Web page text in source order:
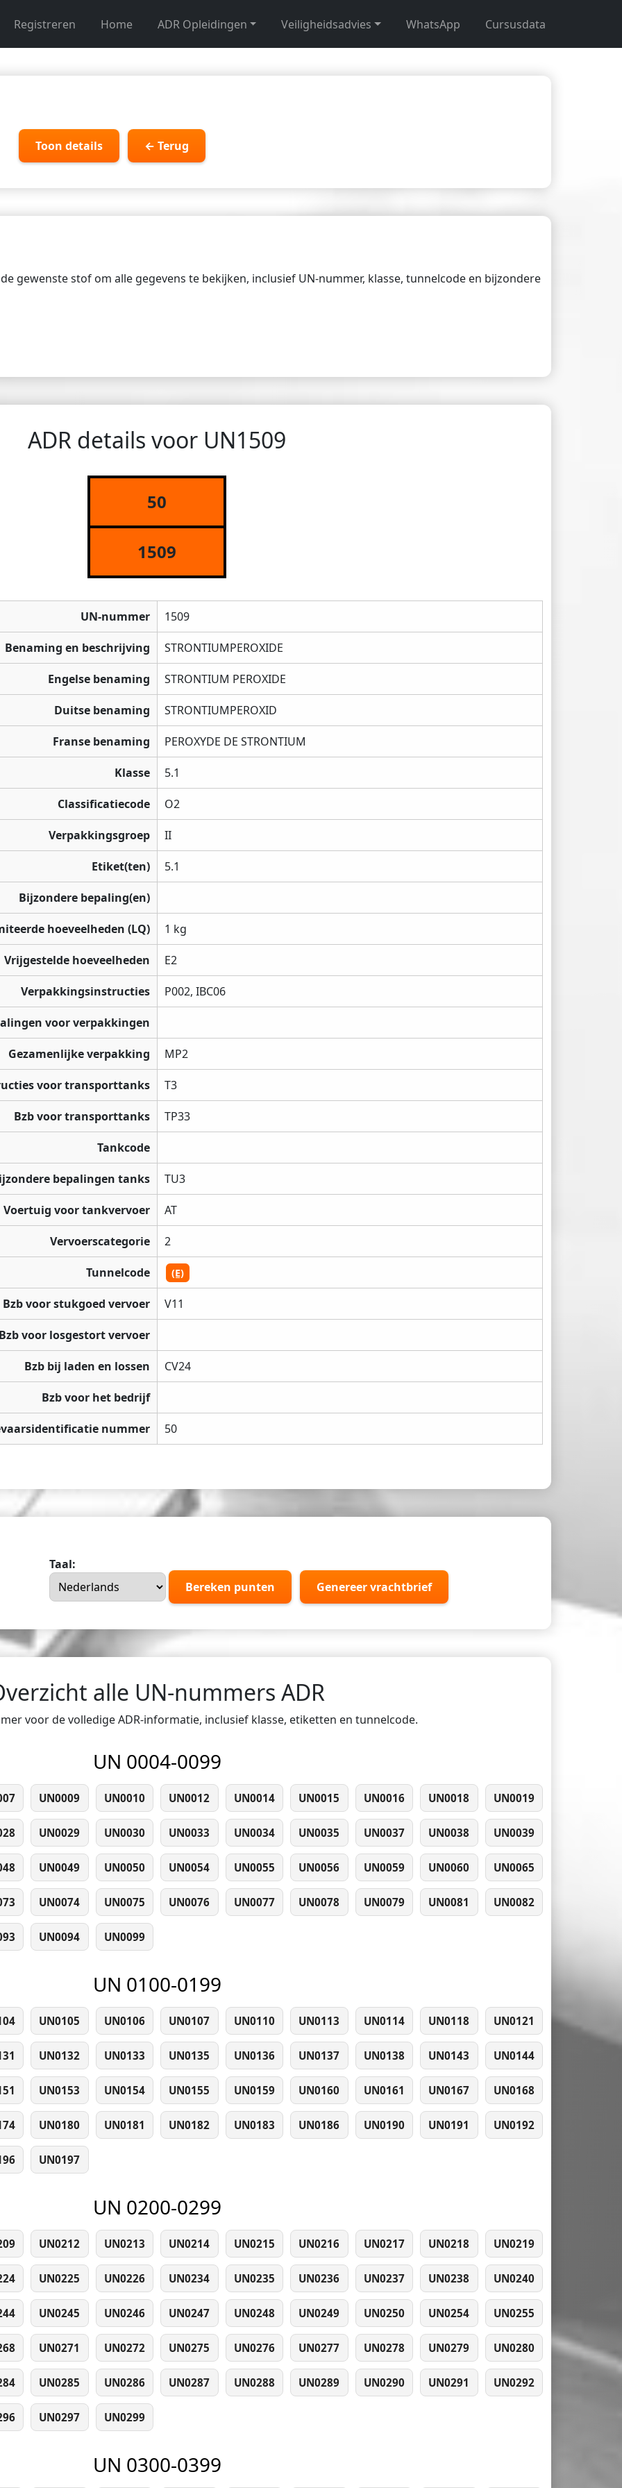
Registreren Home ADR Opleidingen Veiligheidsadvies WhatsApp Cursusdata
Toon details ← Terug
gewenste stof om alle gegevens te bekijken, inclusief UN-nummer, klasse, tunnelcode en bijzondere
ADR details voor UN1509
50
1509
UN-nummer 1509
Benaming en beschrijving STRONTIUMPEROXIDE
Engelse benaming STRONTIUM PEROXIDE
Duitse benaming STRONTIUMPEROXID
Franse benaming PEROXYDE DE STRONTIUM
Klasse 5.1
Classificatiecode O2
Verpakkingsgroep II
Etiket(ten) 5.1
Bijzondere bepaling(en)
hoeveelheden (LQ) 1 kg
Vrijgestelde hoeveelheden E2
Verpakkingsinstructies P002, IBC06
voor verpakkingen
Gezamenlijke verpakking MP2
voor transporttanks T3
Bzb voor transporttanks TP33
Tankcode
bepalingen tanks TU3
Voertuig voor tankvervoer AT
Vervoerscategorie 2
Tunnelcode (E)
Bzb voor stukgoed vervoer V11
voor losgestort vervoer
Bzb bij laden en lossen CV24
Bzb voor het bedrijf
nummer 50
Taal:
Bereken punten
Genereer vrachtbrief
alle UN-nummers ADR
voor de volledige ADR-informatie, inclusief klasse, etiketten en tunnelcode.
UN 0004-0099
UN0009 UN0010 UN0012 UN0014 UN0015 UN0016 UN0018 UN0019
UN0029 UN0030 UN0033 UN0034 UN0035 UN0037 UN0038 UN0039
UN0049 UN0050 UN0054 UN0055 UN0056 UN0059 UN0060 UN0065
UN0074 UN0075 UN0076 UN0077 UN0078 UN0079 UN0081 UN0082
UN0094 UN0099
UN 0100-0199
UN0105 UN0106 UN0107 UN0110 UN0113 UN0114 UN0118 UN0121
UN0132 UN0133 UN0135 UN0136 UN0137 UN0138 UN0143 UN0144
UN0153 UN0154 UN0155 UN0159 UN0160 UN0161 UN0167 UN0168
UN0180 UN0181 UN0182 UN0183 UN0186 UN0190 UN0191 UN0192
UN0197
UN 0200-0299
UN0212 UN0213 UN0214 UN0215 UN0216 UN0217 UN0218 UN0219
UN0225 UN0226 UN0234 UN0235 UN0236 UN0237 UN0238 UN0240
UN0245 UN0246 UN0247 UN0248 UN0249 UN0250 UN0254 UN0255
UN0271 UN0272 UN0275 UN0276 UN0277 UN0278 UN0279 UN0280
UN0285 UN0286 UN0287 UN0288 UN0289 UN0290 UN0291 UN0292
UN0297 UN0299
UN 0300-0399